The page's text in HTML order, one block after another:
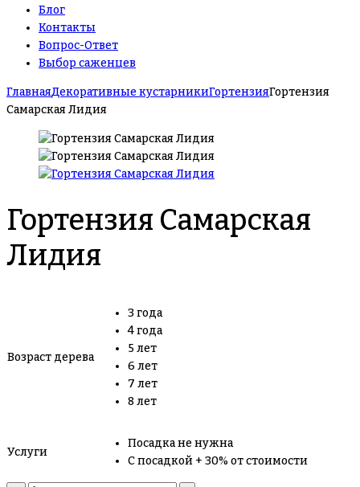
Блог
Контакты
Вопрос-Ответ
Выбор саженцев
ГлавнаяДекоративные кустарникиГортензияГортензия
Самарская Лидия
Гортензия Самарская
Лидия
Возраст дерева
3 года
4 года
5 лет
6 лет
7 лет
8 лет
Услуги
Посадка не нужна
С посадкой + 30% от стоимости